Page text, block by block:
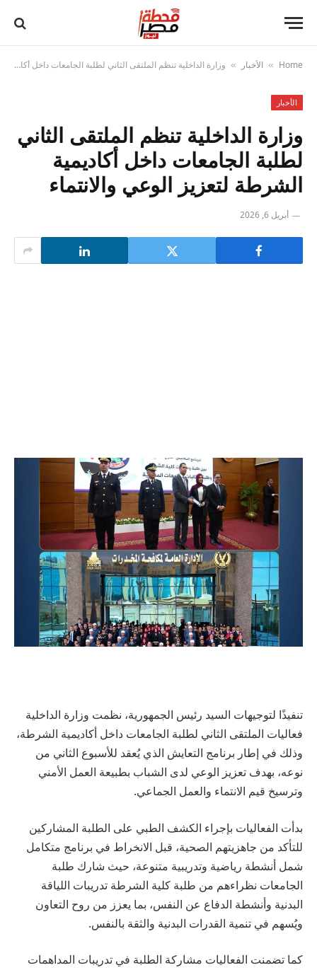
Home
» الأخبار » وزارة الداخلية تنظم الملتقى الثاني لطلبة الجامعات داخل أكاديمية الشرطة لتعزيز الوعي والانتماء
الأخبار
وزارة الداخلية تنظم الملتقى الثاني
لطلبة الجامعات داخل أكاديمية
الشرطة لتعزيز الوعي والانتماء
أبريل 6, 2026
تنفيذًا لتوجيهات السيد رئيس الجمهورية، نظمت وزارة الداخلية
فعاليات الملتقى الثاني لطلبة الجامعات داخل أكاديمية الشرطة،
وذلك في إطار برنامج التعايش الذي يُعقد للأسبوع الثاني من
نوعه، بهدف تعزيز الوعي لدى الشباب بطبيعة العمل الأمني
وترسيخ قيم الانتماء والعمل الجماعي.
بدأت الفعاليات بإجراء الكشف الطبي على الطلبة المشاركين
للتأكد من جاهزيتهم الصحية، قبل الانخراط في برنامج متكامل
شمل أنشطة رياضية وتدريبية متنوعة، حيث شارك طلبة
الجامعات نظراءهم من طلبة كلية الشرطة تدريبات اللياقة
البدنية وأنشطة الدفاع عن النفس، بما يعزز من روح التعاون
ويُسهم في تنمية القدرات البدنية والثقة بالنفس.
كما تضمنت الفعاليات مشاركة الطلبة في تدريبات المداهمات